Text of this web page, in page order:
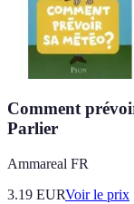
Comment
Parlier
Ammareal FR
3.19 EURVoir le prix